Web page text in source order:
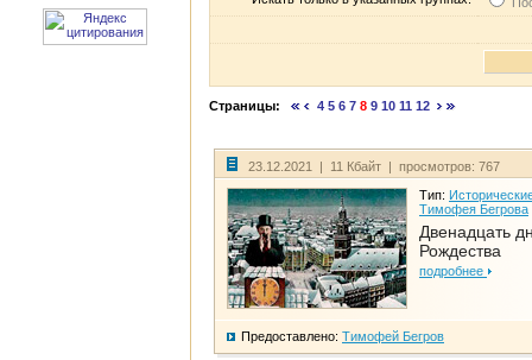
Страницы: 4 5 6 7 8 9 10 11 12
23.12.2021 | 11 Кбайт | просмотров: 767
Тип:
Тимофея Бегрова
Двенадцать
Рождества
подробнее
Предоставлено: Тимофей Бегров